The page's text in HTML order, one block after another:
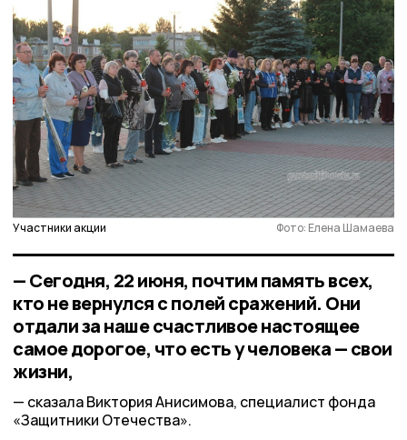
Участники акции Фото: Елена Шамаева
— Сегодня, 22 июня, почтим память всех,
кто не вернулся с полей сражений. Они
отдали за наше счастливое настоящее
самое дорогое, что есть у человека — свои
жизни,
сказала Виктория Анисимова, специалист фонда
«Защитники Отечества».